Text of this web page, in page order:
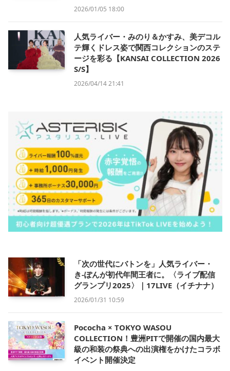
2026/01/05 18:00
人気ライバー・みのり＆かすみ、美デコル
テ輝くドレス姿で関西コレクションのステ
ージを彩る【KANSAI COLLECTION 2026
S/S】
2026/04/14 21:41
「次の世代にバトンを」人気ライバー・
き-ぽんが初代年間王者に。〈ライブ配信
グランプリ2025〉｜17LIVE（イチナナ）
2026/01/31 10:59
Pococha × TOKYO WASOU
COLLECTION！豊洲PITで開催の国内最大
級の和装の祭典への出演権をかけたコラボ
イベント開催決定